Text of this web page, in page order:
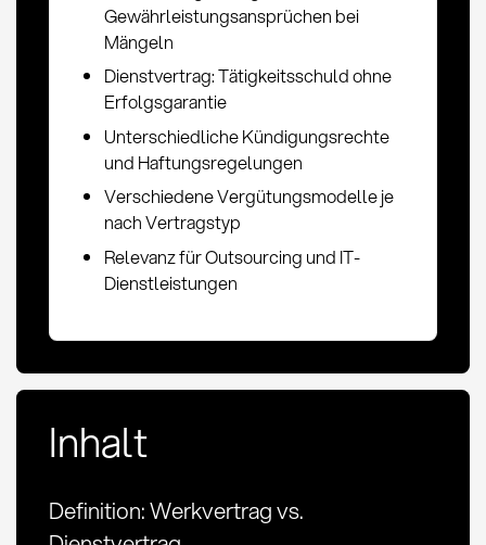
Gewährleistungsansprüchen bei
Mängeln
Dienstvertrag: Tätigkeitsschuld ohne
Erfolgsgarantie
Unterschiedliche Kündigungsrechte
und Haftungsregelungen
Verschiedene Vergütungsmodelle je
nach Vertragstyp
Relevanz für Outsourcing und IT-
Dienstleistungen
Inhalt
Definition: Werkvertrag vs.